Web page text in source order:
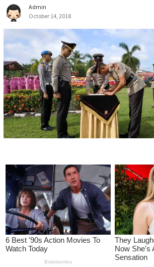
Admin
October 14, 2018